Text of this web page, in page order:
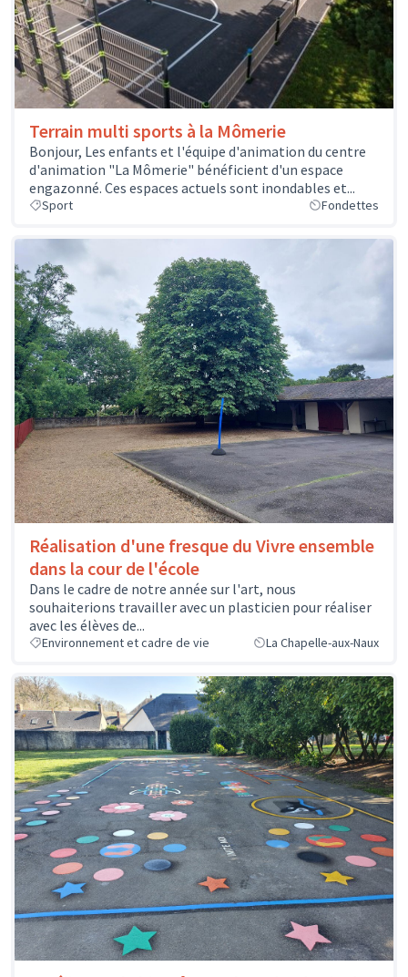
Terrain multi sports à la Mômerie
Bonjour, Les enfants et l'équipe d'animation du centre
d'animation "La Mômerie" bénéficient d'un espace
engazonné. Ces espaces actuels sont inondables et...
Sport Fondettes
Réalisation d'une fresque du Vivre ensemble
dans la cour de l'école
Dans le cadre de notre année sur l'art, nous
souhaiterions travailler avec un plasticien pour réaliser
avec les élèves de...
Environnement et cadre de vie La Chapelle-aux-Naux